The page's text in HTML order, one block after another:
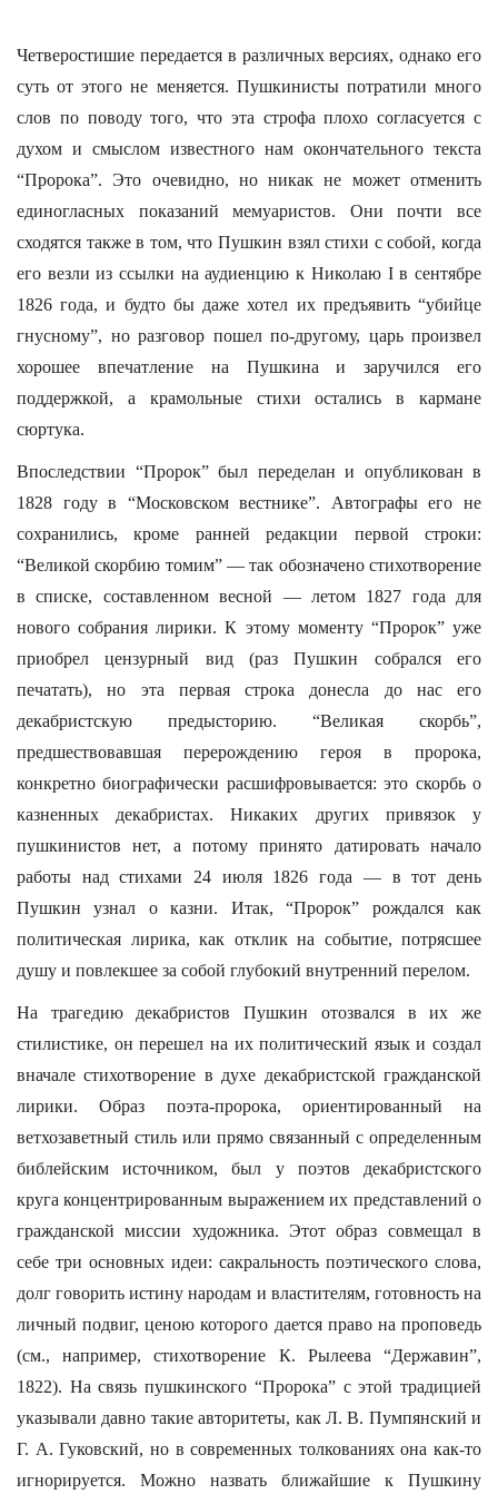
Четверостишие передается в различных версиях, однако его
суть от этого не меняется. Пушкинисты потратили много
слов по поводу того, что эта строфа плохо согласуется с
духом и смыслом известного нам окончательного текста
“Пророка”. Это очевидно, но никак не может отменить
единогласных показаний мемуаристов. Они почти все
сходятся также в том, что Пушкин взял стихи с собой, когда
его везли из ссылки на аудиенцию к Николаю I в сентябре
1826 года, и будто бы даже хотел их предъявить “убийце
гнусному”, но разговор пошел по-другому, царь произвел
хорошее впечатление на Пушкина и заручился его
поддержкой, а крамольные стихи остались в кармане
сюртука.
Впоследствии “Пророк” был переделан и опубликован в
1828 году в “Московском вестнике”. Автографы его не
сохранились, кроме ранней редакции первой строки:
“Великой скорбию томим” — так обозначено стихотворение
в списке, составленном весной — летом 1827 года для
нового собрания лирики. К этому моменту “Пророк” уже
приобрел цензурный вид (раз Пушкин собрался его
печатать), но эта первая строка донесла до нас его
декабристскую предысторию. “Великая скорбь”,
предшествовавшая перерождению героя в пророка,
конкретно биографически расшифровывается: это скорбь о
казненных декабристах. Никаких других привязок у
пушкинистов нет, а потому принято датировать начало
работы над стихами 24 июля 1826 года — в тот день
Пушкин узнал о казни. Итак, “Пророк” рождался как
политическая лирика, как отклик на событие, потрясшее
душу и повлекшее за собой глубокий внутренний перелом.
На трагедию декабристов Пушкин отозвался в их же
стилистике, он перешел на их политический язык и создал
вначале стихотворение в духе декабристской гражданской
лирики. Образ поэта-пророка, ориентированный на
ветхозаветный стиль или прямо связанный с определенным
библейским источником, был у поэтов декабристского
круга концентрированным выражением их представлений о
гражданской миссии художника. Этот образ совмещал в
себе три основных идеи: сакральность поэтического слова,
долг говорить истину народам и властителям, готовность на
личный подвиг, ценою которого дается право на проповедь
(см., например, стихотворение К. Рылеева “Державин”,
1822). На связь пушкинского “Пророка” с этой традицией
указывали давно такие авторитеты, как Л. В. Пумпянский и
Г. А. Гуковский, но в современных толкованиях она как-то
игнорируется. Можно назвать ближайшие к Пушкину